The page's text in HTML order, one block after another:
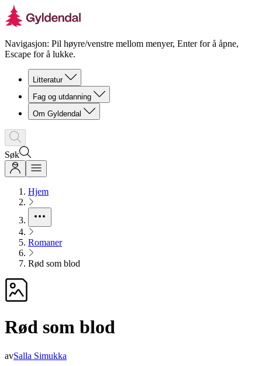
Navigasjon: Pil høyre/venstre mellom menyer, Enter for å åpne,
Escape for å lukke.
Litteratur
Fag og utdanning
Om Gyldendal
Søk
Hjem
Romaner
Rød som blod
Rød som blod
avSalla Simukka